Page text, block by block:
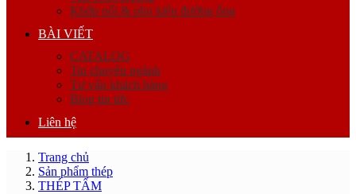
Khớp nối & phụ kiện đường ống
BÀI VIẾT
CATALOG
Tin chuyên ngành
Tư vấn khách hàng
Blog tin tức
Liên hệ
Trang chủ
Sản phẩm thép
THÉP TẤM